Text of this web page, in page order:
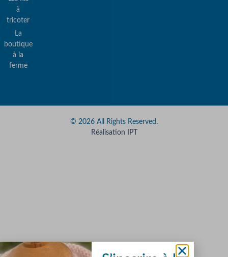
à
tricoter
La
boutique
à la
ferme
© 2026 All Rights Reserved.
Réalisation IPT